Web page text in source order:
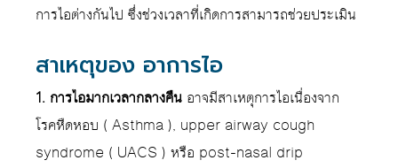
การไอต่างกันไป ซึ่งช่วงเวลาที่เกิดการสามารถช่วยประเมิน
สาเหตุของ อาการไอ
1. การไอมากเวลากลางคืน อาจมีสาเหตุการไอเนื่องจาก
โรคหืดหอบ ( Asthma ), upper airway cough
syndrome ( UACS ) หรือ post-nasal drip